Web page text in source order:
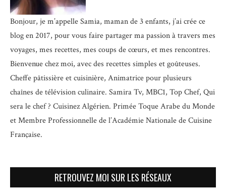
Bonjour, je m’appelle Samia, maman de 3 enfants, j’ai crée ce
blog en 2017, pour vous faire partager ma passion à travers mes
voyages, mes recettes, mes coups de cœurs, et mes rencontres.
Bienvenue chez moi, avec des recettes simples et goûteuses.
Cheffe pâtissière et cuisinière, Animatrice pour plusieurs
chaînes de télévision culinaire. Samira Tv, MBC1, Top Chef, Qui
sera le chef ? Cuisinez Algérien. Primée Toque Arabe du Monde
etMembre Professionnelle de l’Académie Nationale de Cuisine
Française.
RETROUVEZ MOI SUR LES RÉSEAUX